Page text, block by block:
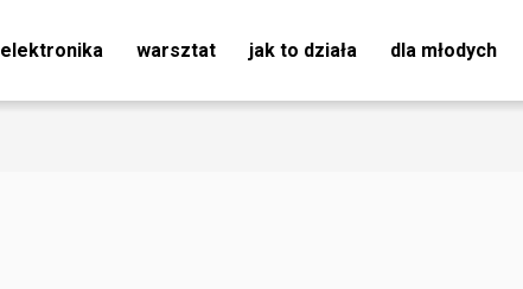
elektronika warsztat jak to działa dla młodych